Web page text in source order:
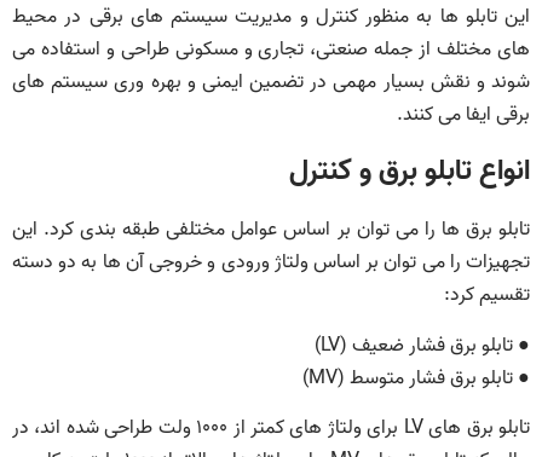
این تابلو ها به منظور کنترل و مدیریت سیستم‌ های برقی در محیط‌
های مختلف از جمله صنعتی، تجاری و مسکونی طراحی و استفاده می‌
شوند و نقش بسیار مهمی در تضمین ایمنی و بهره‌ وری سیستم‌ های
برقی ایفا می‌ کنند.
انواع تابلو برق و کنترل
تابلو برق ها را می توان بر اساس عوامل مختلفی طبقه بندی کرد. این
تجهیزات را می توان بر اساس ولتاژ ورودی و خروجی آن ها به دو دسته
تقسیم کرد:
● تابلو برق فشار ضعیف (LV)
● تابلو برق فشار متوسط (MV)
تابلو برق های LV برای ولتاژ های کمتر از 1000 ولت طراحی شده اند، در